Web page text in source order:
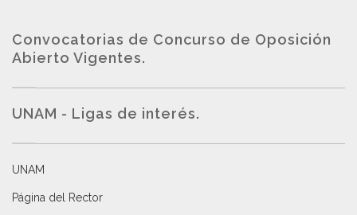
Convocatorias de Concurso de Oposición
Abierto Vigentes.
UNAM - Ligas de interés.
UNAM
Página del Rector